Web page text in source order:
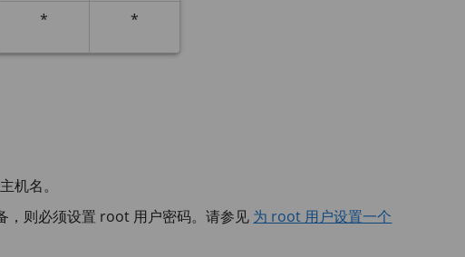
* *
机名。
，则必须设置 root 用户密码。请参见 为 root 用户设置一个